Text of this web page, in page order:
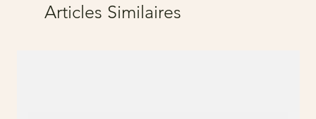
Articles Similaires